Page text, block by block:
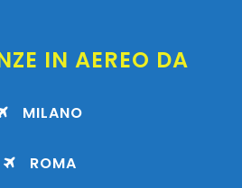
IN AEREO DA
MILANO
ROMA